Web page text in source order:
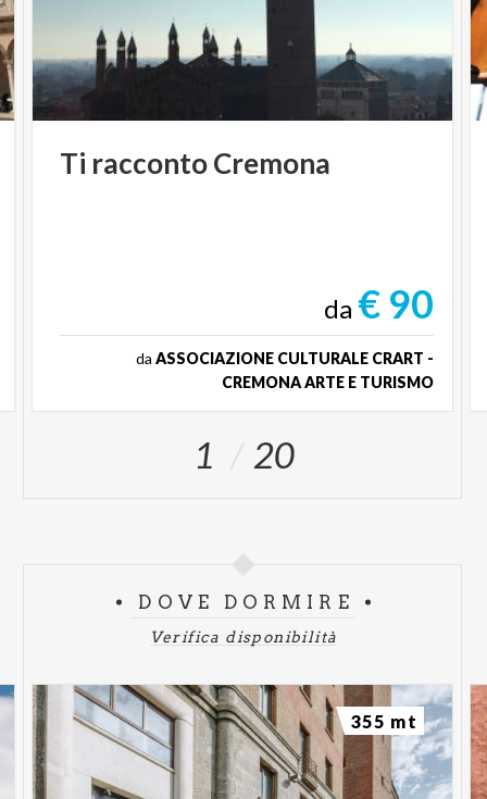
Ti raccontoCremona
da € 90
da ASSOCIAZIONE CULTURALE CRART -
CREMONA ARTE E TURISMO
1 20
DOVE DORMIRE
Verifica disponibilità
355 mt